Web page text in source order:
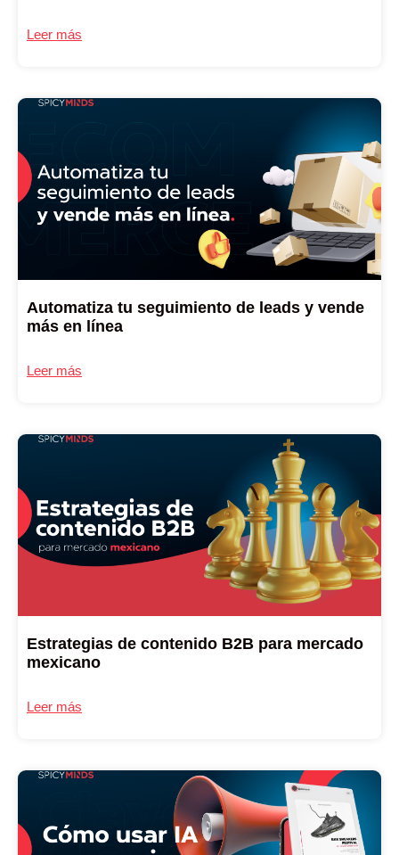
Leer más
Automatiza tu seguimiento de leads y vende
más en línea
Leer más
Estrategias de contenido B2B para mercado
mexicano
Leer más